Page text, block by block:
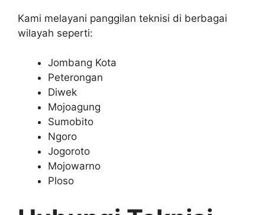
Kami melayani panggilan teknisi di berbagai
wilayah seperti:
Jombang Kota
Peterongan
Diwek
Mojoagung
Sumobito
Ngoro
Jogoroto
Mojowarno
Ploso